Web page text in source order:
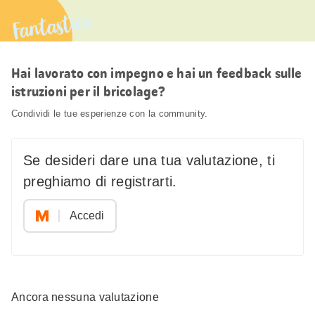
Fantastico
Hai lavorato con impegno e hai un feedback sulle
istruzioni per il bricolage?
Condividi le tue esperienze con la community.
Se desideri dare una tua valutazione, ti
preghiamo di registrarti.
Accedi
Ancora nessuna valutazione